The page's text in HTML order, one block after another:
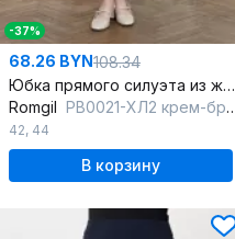
-37%
68.26 BYN108.34
Юбка прямого силуэта из жаккардового трикотажа
Romgil РВ0021-ХЛ2 крем-брюле,бледно-голубой
42, 44
В корзину